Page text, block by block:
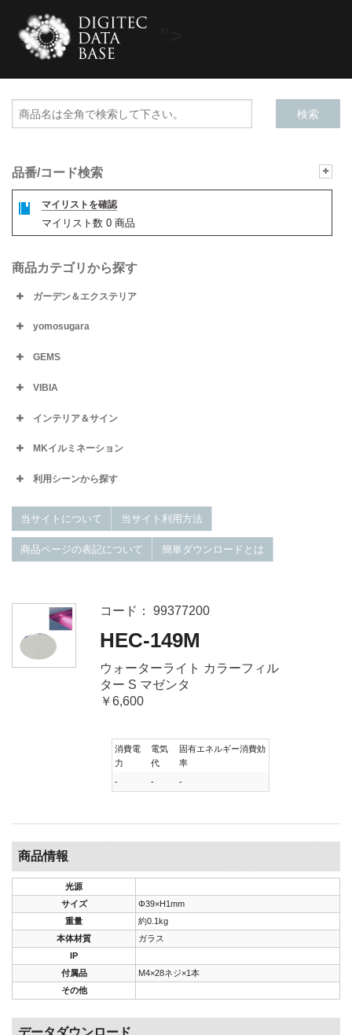
品番/コード検索
マイリストを確認
マイリスト数 0 商品
商品カテゴリから探す
ガーデン＆エクステリア
yomosugara
GEMS
VIBIA
インテリア＆サイン
MKイルミネーション
利用シーンから探す
当サイトについて 当サイト利用方法
商品ページの表記について 簡単ダウンロードとは
コード： 99377200
HEC-149M
ウォーターライト カラーフィル
ター S マゼンタ
￥6,600
消費電
力
電気
代
固有エネルギー消費効
率
-
- -
商品情報
光源
サイズ
Φ39×H1mm
重量
約0.1kg
本体材質
ガラス
IP
付属品
M4×28ネジ×1本
その他
データダウンロード